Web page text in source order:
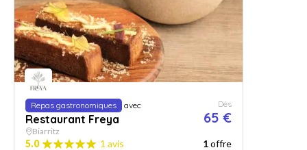
Repas gastronomiques avec
Restaurant Freya
Dès
65 €
Biarritz
5.0 1 avis 1offre